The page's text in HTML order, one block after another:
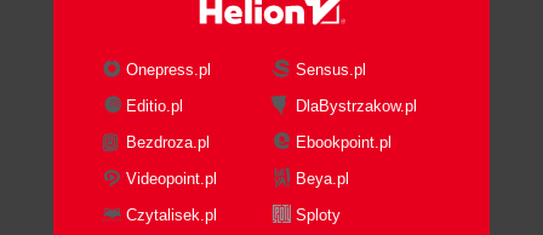
Onepress.pl
Sensus.pl
Editio.pl
DlaBystrzakow.pl
Bezdroza.pl
Ebookpoint.pl
Videopoint.pl
Beya.pl
Czytalisek.pl
Sploty